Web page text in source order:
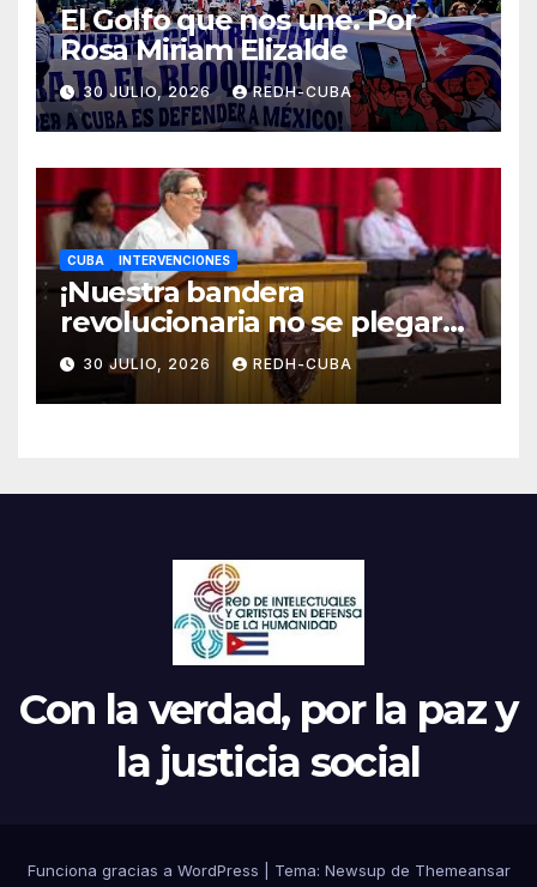
El Golfo que nos une. Por
Rosa Miriam Elizalde
30 JULIO, 2026 REDH-CUBA
CUBA INTERVENCIONES
¡Nuestra bandera
revolucionaria no se plegará
jamás! Por Bruno Rodríguez
Parrilla
30 JULIO, 2026 REDH-CUBA
Con la verdad, por la paz y
la justicia social
Funciona gracias a WordPress Tema: Newsup de Themeansar